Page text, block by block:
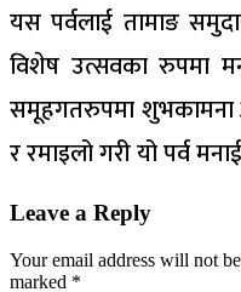
यस पर्वलाई तामाङ
विशेष उत्सवका रुपमा
समूहगतरुपमा शुभकामना
र रमाइलो गरी यो पर्व
Leave a Reply
Your email address will not
marked *